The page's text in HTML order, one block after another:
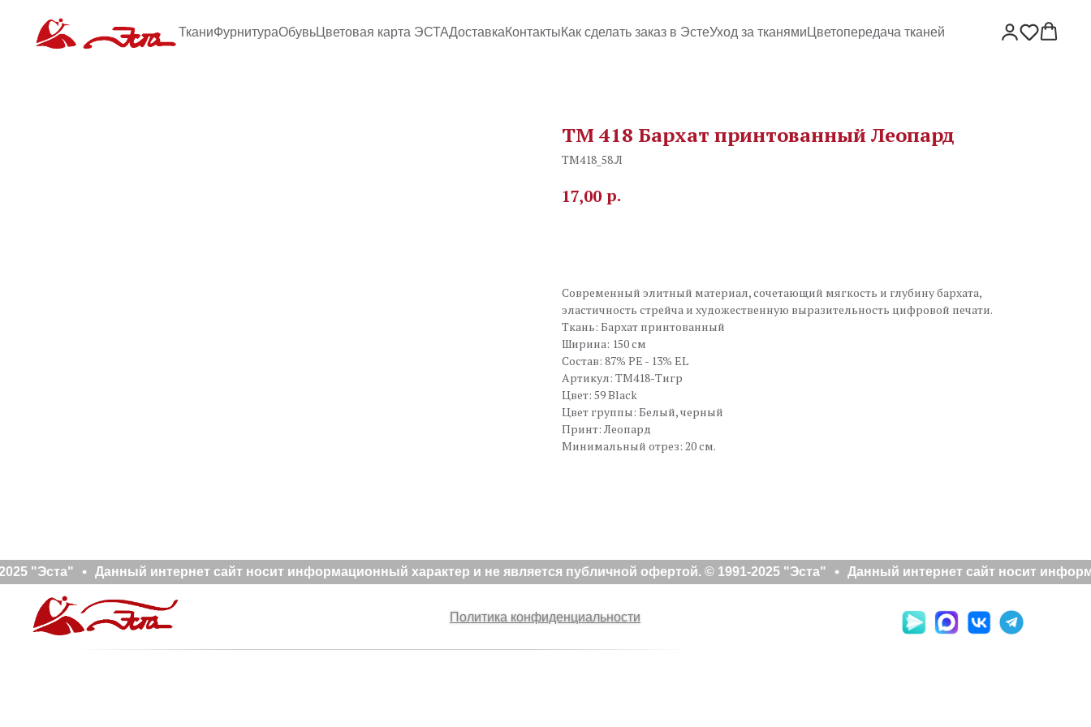
ТканиФурнитураОбувьЦветовая карта ЭСТАДоставкаКонтактыКак сделать заказ в ЭстеУход за тканями Цветопередача тканей
TM 418 Бархат принтованный Леопард
TM418_58.Л
17,00 р.
Современный элитный материал, сочетающий мягкость и глубину бархата,
эластичность стрейча и художественную выразительность цифровой печати.
Ткань: Бархат принтованный
Ширина: 150 см
Состав: 87% PE - 13% EL
Артикул: TM418-Тигр
Цвет: 59 Black
Цвет группы: Белый, черный
Принт: Леопард
Минимальный отрез: 20 см.
"Эста" Данный интернет сайт носит информационный характер и не является публичной офертой. © 1991-2025 "Эста" Данный интернет сайт носит
Политика конфиденциальности